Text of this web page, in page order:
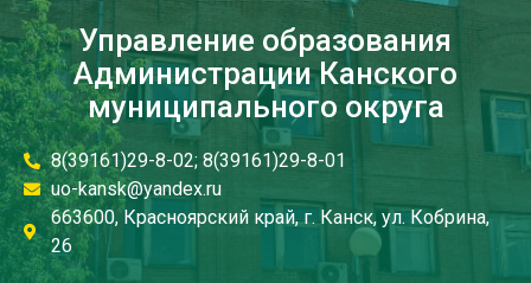
Управление образования
Администрации Канского
муниципального округа
8(39161)29-8-02; 8(39161)29-8-01
uo-kansk@yandex.ru
663600, Красноярский край, г. Канск, ул. Кобрина,
26